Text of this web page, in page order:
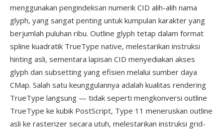
menggunakan pengindeksan numerik CID alih-alih nama
glyph, yang sangat penting untuk kumpulan karakter yang
berjumlah puluhan ribu. Outline glyph tetap dalam format
spline kuadratik TrueType native, melestarikan instruksi
hinting asli, sementara lapisan CID menyediakan akses
glyph dan subsetting yang efisien melalui sumber daya
CMap. Salah satu keunggulannya adalah kualitas rendering
TrueType langsung — tidak seperti mengkonversi outline
TrueType ke kubik PostScript, Type 11 meneruskan outline
asli ke rasterizer secara utuh, melestarikan instruksi grid-